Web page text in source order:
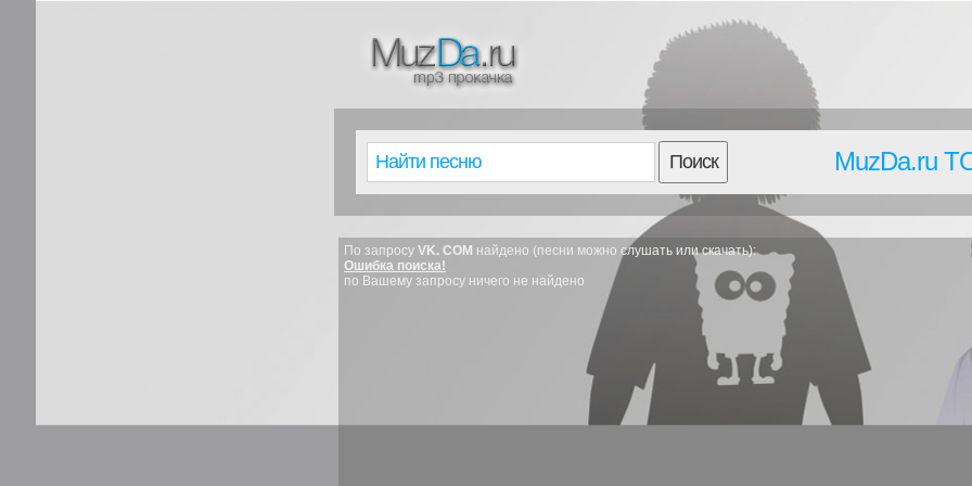
Поиск MuzDa.ru
По запросу VK. COM найдено (песни можно слушать или скачать):
Ошибка поиска!
по Вашему запросу ничего не найдено